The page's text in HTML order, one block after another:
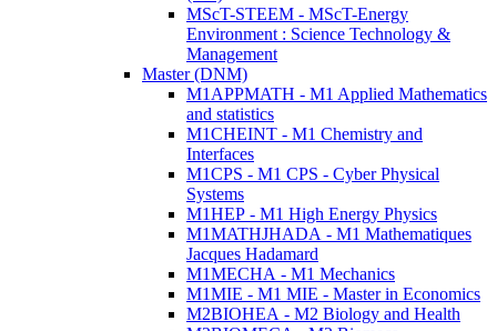
MScT-STEEM - MScT-Energy
Environment : Science Technology &
Management
Master (DNM)
M1APPMATH - M1 Applied Mathematics
and statistics
M1CHEINT - M1 Chemistry and
Interfaces
M1CPS - M1 CPS - Cyber Physical
Systems
M1HEP - M1 High Energy Physics
M1MATHJHADA - M1 Mathematiques
Jacques Hadamard
M1MECHA - M1 Mechanics
M1MIE - M1 MIE - Master in Economics
M2BIOHEA - M2 Biology and Health